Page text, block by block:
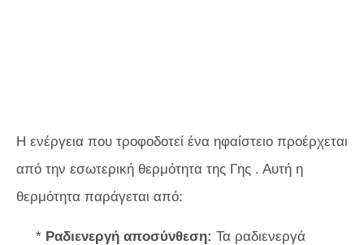
Η ενέργεια που τροφοδοτεί ένα ηφαίστειο προέρχεται
από την εσωτερική θερμότητα της Γης . Αυτή η
θερμότητα παράγεται από:
* Ραδιενεργή αποσύνθεση: Τα ραδιενεργά